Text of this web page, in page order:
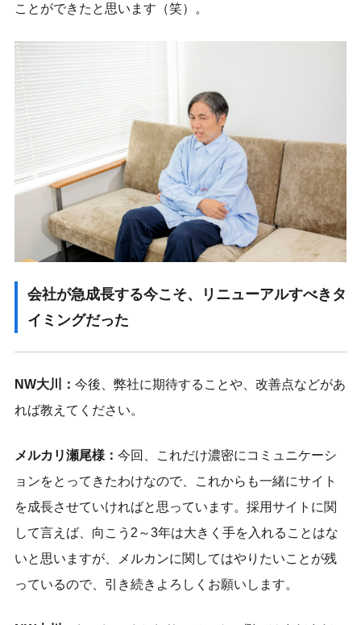
ことができたと思います（笑）。
会社が急成長する今こそ、リニューアルすべきタ
イミングだった
NW大川： 今後、弊社に期待することや、改善点などがあ
れば教えてください。
メルカリ瀬尾様： 今回、これだけ濃密にコミュニケーシ
ョンをとってきたわけなので、これからも一緒にサイト
を成長させていければと思っています。採用サイトに関
して言えば、向こう2～3年は大きく手を入れることはな
いと思いますが、メルカンに関してはやりたいことが残
っているので、引き続きよろしくお願いします。